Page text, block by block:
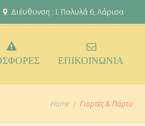
Διέυθυνση : Ι. Πολυλά 6, Λάρισα
ΕΠΙΚΟΙΝΩΝΙΑ
Home Γιορτές & Πάρτυ